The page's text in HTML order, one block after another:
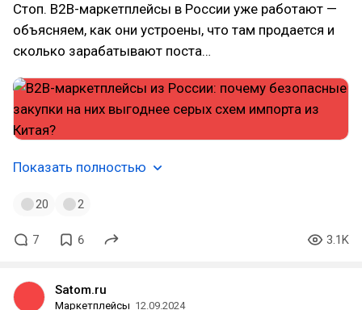
Стоп. B2B-маркетплейсы в России уже работают —
объясняем, как они устроены, что там продается и
сколько зарабатывают поста…
Показать полностью
20 2
7 6 3.1K
Satom.ru
Маркетплейсы 12.09.2024